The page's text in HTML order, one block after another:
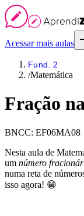
Acessar mais aulas
Fund. 2
/Matemática
Fração
BNCC: EF06MA08
Nesta aula de
um número
numa reta de
isso agora! 😁